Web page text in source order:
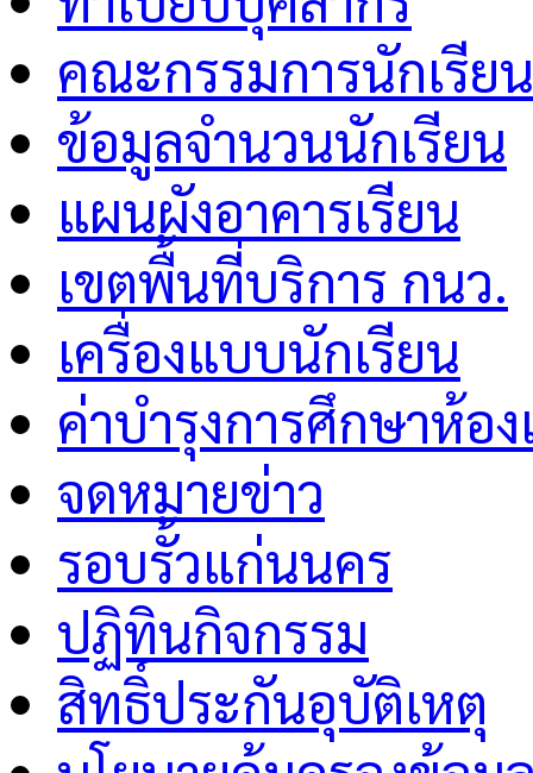
คณะกรรมการนักเรียน
ข้อมูลจำนวนนักเรียน
แผนผังอาคารเรียน
เขตพื้นที่บริการ กนว.
เครื่องแบบนักเรียน
ค่าบำรุงการศึกษาห้อ
จดหมายข่าว
รอบรั้วแก่นนคร
ปฏิทินกิจกรรม
สิทธิ์ประกันอุบัติเหตุ